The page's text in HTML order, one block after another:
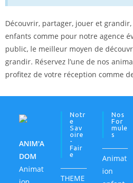
Découvrir, partager, jouer et
enfants comme pour notre agence
public, le meilleur moyen de
grandir. Réservez l’une de nos
profitez de votre réception comme
ANIM'A
DOM
Animat
Notr
E
Sav
Oire
-
Fair
E
THEME
Nos
For
Mule
S
Animat
ion